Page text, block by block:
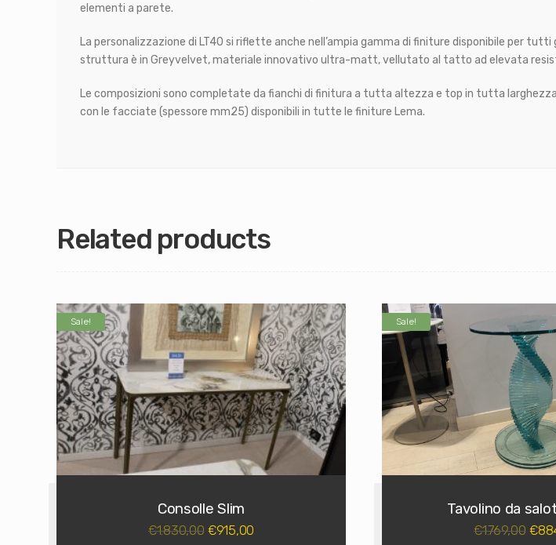
elementi a parete.
La personalizzazione di LT40 si riflette anche nell’ampia gamma di finiture disponibile per
struttura è in Greyvelvet, materiale innovativo ultra-matt, vellutato al tatto ad elevata
Le composizioni sono completate da fianchi di finitura a tutta altezza e top in tutta
con le facciate (spessore mm25) disponibili in tutte le finiture Lema.
Related products
Sale!
Consolle Slim
€1.830,00 €915,00
Sale!
Tavolino da
€1.769,00 €